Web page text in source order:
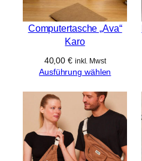
Computertasche „Ava“
Karo
40,00€ inkl. Mwst
Ausführung wählen